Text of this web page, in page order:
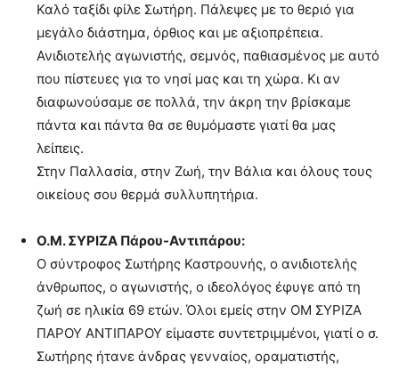
Καλό ταξίδι φίλε Σωτήρη. Πάλεψες με το θεριό για
μεγάλο διάστημα, όρθιος και με αξιοπρέπεια.
Ανιδιοτελής αγωνιστής, σεμνός, παθιασμένος με αυτό
που πίστευες για το νησί μας και τη χώρα. Κι αν
διαφωνούσαμε σε πολλά, την άκρη την βρίσκαμε
πάντα και πάντα θα σε θυμόμαστε γιατί θα μας
λείπεις.
Στην Παλλασία, στην Ζωή, την Βάλια και όλους τους
οικείους σου θερμά συλλυπητήρια.
Ο.Μ. ΣΥΡΙΖΑ Πάρου-Αντιπάρου:
Ο σύντροφος Σωτήρης Καστρουνής, ο ανιδιοτελής
άνθρωπος, ο αγωνιστής, ο ιδεολόγος έφυγε από τη
ζωή σε ηλικία 69 ετών. Όλοι εμείς στην ΟΜ ΣΥΡΙΖΑ
ΠΑΡΟΥ ΑΝΤΙΠΑΡΟΥ είμαστε συντετριμμένοι, γιατί ο σ.
Σωτήρης ήτανε άνδρας γενναίος, οραματιστής,